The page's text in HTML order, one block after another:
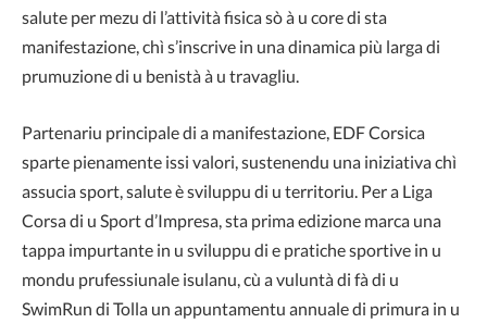
salute per mezu di l’attività fisica sò à u core di sta
manifestazione, chì s’inscrive in una dinamica più larga di
prumuzione di u benistà à u travagliu.
Partenariu principale di a manifestazione, EDF Corsica
sparte pienamente issi valori, sustenendu una iniziativa chì
assucia sport, salute è sviluppu di u territoriu. Per a Liga
Corsa di u Sport d’Impresa, sta prima edizione marca una
tappa impurtante in u sviluppu di e pratiche sportive in u
mondu prufessiunale isulanu, cù a vuluntà di fà di u
SwimRun di Tolla un appuntamentu annuale di primura in u